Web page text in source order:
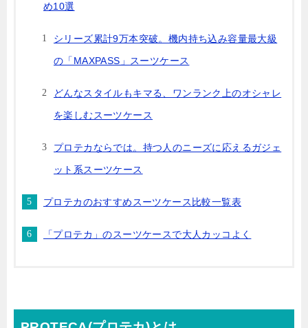
め10選
シリーズ累計9万本突破。機内持ち込み容量最大級
の「MAXPASS」スーツケース
どんなスタイルもキマる、ワンランク上のオシャレ
を楽しむスーツケース
プロテカならでは。持つ人のニーズに応えるガジェ
ット系スーツケース
プロテカのおすすめスーツケース比較一覧表
「プロテカ」のスーツケースで大人カッコよく